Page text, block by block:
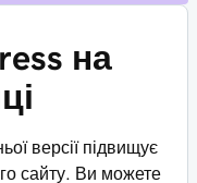
на
версії підвищує
сайту. Ви можете